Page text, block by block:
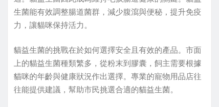
生菌能有效調整腸道菌群，減少腹瀉與便秘，提升免疫
力，讓貓咪保持活力。
貓益生菌的挑戰在於如何選擇安全且有效的產品。市面
上的貓益生菌種類繁多，從粉末到膠囊，飼主需要根據
貓咪的年齡與健康狀況作出選擇。專業的寵物用品店往
往能提供建議，幫助市民挑選合適的貓益生菌。